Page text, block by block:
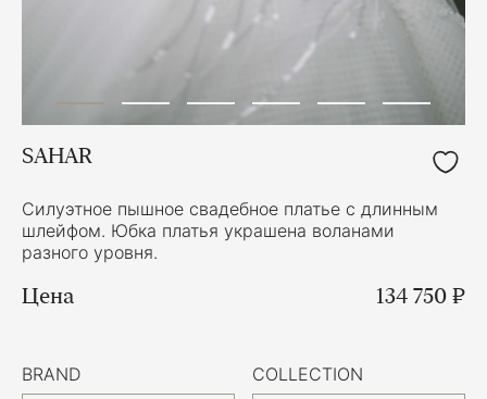
SAHAR
Силуэтное пышное свадебное платье с длинным
шлейфом. Юбка платья украшена воланами
разного уровня.
Цена 134 750 ₽
BRAND COLLECTION